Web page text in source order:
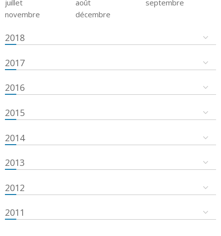
juillet
août
septembre
novembre
décembre
2018
2017
2016
2015
2014
2013
2012
2011